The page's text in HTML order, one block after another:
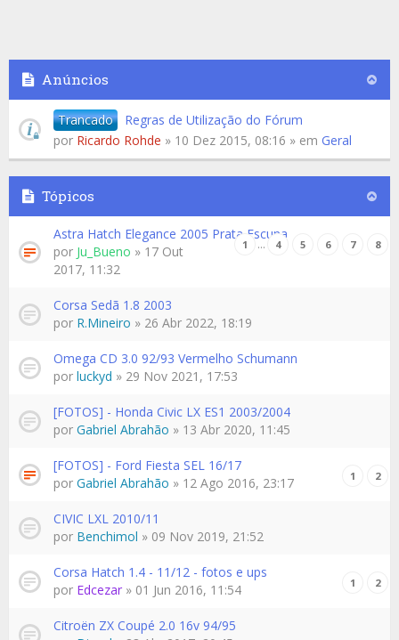
Anúncios
Trancado
Regras de Utilização do Fórum
por Ricardo Rohde » 10 Dez 2015, 08:16 » em Geral
Tópicos
Astra Hatch Elegance 2005 Prata Escuna
1 … 4 5 6 7 8
por Ju_Bueno » 17 Out
2017, 11:32
Corsa Sedã 1.8 2003
por R.Mineiro » 26 Abr 2022, 18:19
Omega CD 3.0 92/93 Vermelho Schumann
por luckyd » 29 Nov 2021, 17:53
[FOTOS] - Honda Civic LX ES1 2003/2004
por Gabriel Abrahão » 13 Abr 2020, 11:45
[FOTOS] - Ford Fiesta SEL 16/17
1 2
por Gabriel Abrahão » 12 Ago 2016, 23:17
CIVIC LXL 2010/11
por Benchimol » 09 Nov 2019, 21:52
Corsa Hatch 1.4 - 11/12 - fotos e ups
1 2
por Edcezar » 01 Jun 2016, 11:54
Citroën ZX Coupé 2.0 16v 94/95